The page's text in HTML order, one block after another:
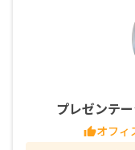
プレゼンテ
thumb_upオフィ